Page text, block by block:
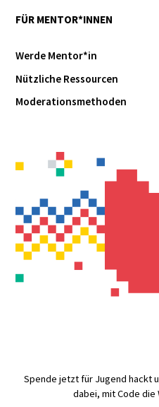
FÜR MENTOR*INNEN
Werde Mentor*in
Nützliche Ressourcen
Moderationsmethoden
Spende jetzt für Jugend hackt
dabei, mit Code die